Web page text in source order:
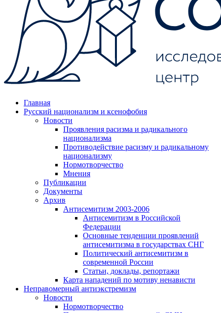
Главная
Русский национализм и ксенофобия
Новости
Проявления расизма и радикального
национализма
Противодействие расизму и радикальному
национализму
Нормотворчество
Мнения
Публикации
Документы
Архив
Антисемитизм 2003-2006
Антисемитизм в Российской
Федерации
Основные тенденции проявлений
антисемитизма в государствах СНГ
Политический антисемитизм в
современной России
Статьи, доклады, репортажи
Карта нападений по мотиву ненависти
Неправомерный антиэкстремизм
Новости
Нормотворчество